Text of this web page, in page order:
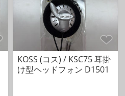
KOSS (コス) / KSC75 耳掛
け型ヘッドフォン D1501